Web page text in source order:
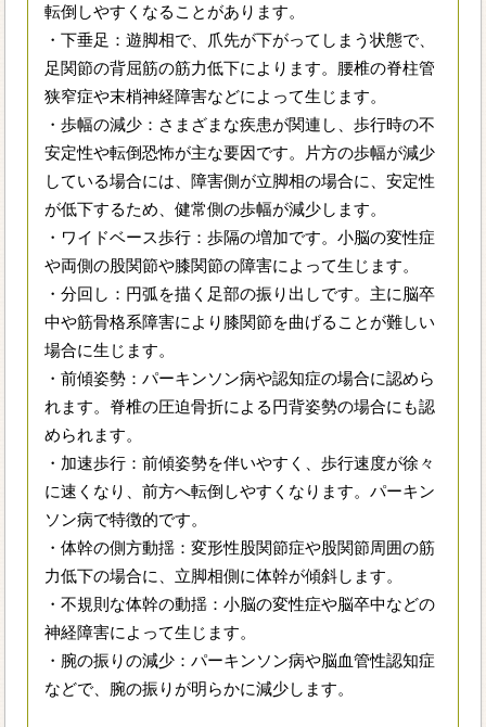
転倒しやすくなることがあります。
・下垂足：遊脚相で、爪先が下がってしまう状態で、
足関節の背屈筋の筋力低下によります。腰椎の脊柱管
狭窄症や末梢神経障害などによって生じます。
・歩幅の減少：さまざまな疾患が関連し、歩行時の不
安定性や転倒恐怖が主な要因です。片方の歩幅が減少
している場合には、障害側が立脚相の場合に、安定性
が低下するため、健常側の歩幅が減少します。
・ワイドベース歩行：歩隔の増加です。小脳の変性症
や両側の股関節や膝関節の障害によって生じます。
・分回し：円弧を描く足部の振り出しです。主に脳卒
中や筋骨格系障害により膝関節を曲げることが難しい
場合に生じます。
・前傾姿勢：パーキンソン病や認知症の場合に認めら
れます。脊椎の圧迫骨折による円背姿勢の場合にも認
められます。
・加速歩行：前傾姿勢を伴いやすく、歩行速度が徐々
に速くなり、前方へ転倒しやすくなります。パーキン
ソン病で特徴的です。
・体幹の側方動揺：変形性股関節症や股関節周囲の筋
力低下の場合に、立脚相側に体幹が傾斜します。
・不規則な体幹の動揺：小脳の変性症や脳卒中などの
神経障害によって生じます。
・腕の振りの減少：パーキンソン病や脳血管性認知症
などで、腕の振りが明らかに減少します。